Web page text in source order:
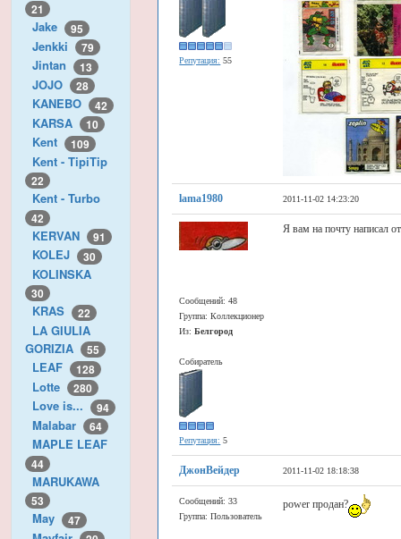
21
Jake 95
Jenkki 79
Jintan 13
JOJO 28
KANEBO 42
KARSA 10
Kent 109
Kent - TipiTip
22
Kent - Turbo
42
KERVAN 91
KOLEJ 30
KOLINSKA
30
KRAS 22
LA GIULIA
GORIZIA
55
LEAF 128
Lotte 280
Love is... 94
Malabar 64
MAPLE LEAF
44
MARUKAWA
53
May 47
Репутация: 55
lama1980 2011-11-02 14:23:20
Сообщений: 48
Группа: Коллекционер
Из:Белгород
Собиратель
Репутация: 5
Я вам на почту написал
ДжонВейдер 2011-11-02 18:18:38
Сообщений: 33
Группа: Пользователь
power продан?